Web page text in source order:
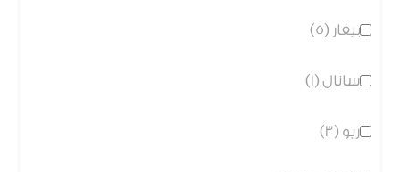
بيفار (5)
سانال (1)
ريو (3)